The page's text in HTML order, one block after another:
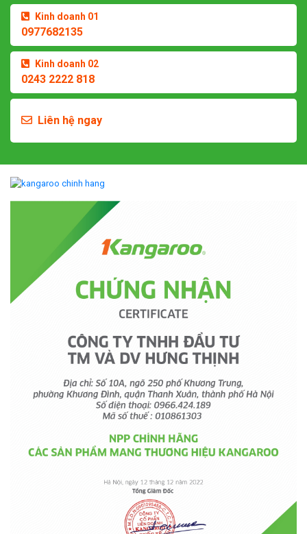
Kinh doanh 01
0977682135
Kinh doanh 02
0243 2222 818
Liên hệ ngay